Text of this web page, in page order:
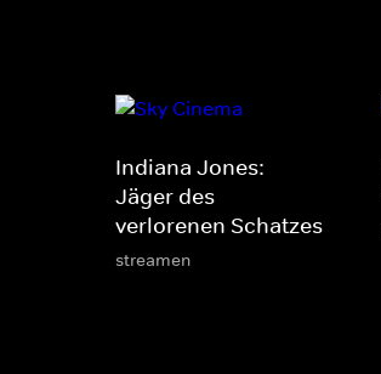
Indiana Jones:
Jäger des
verlorenen Schatzes
streamen